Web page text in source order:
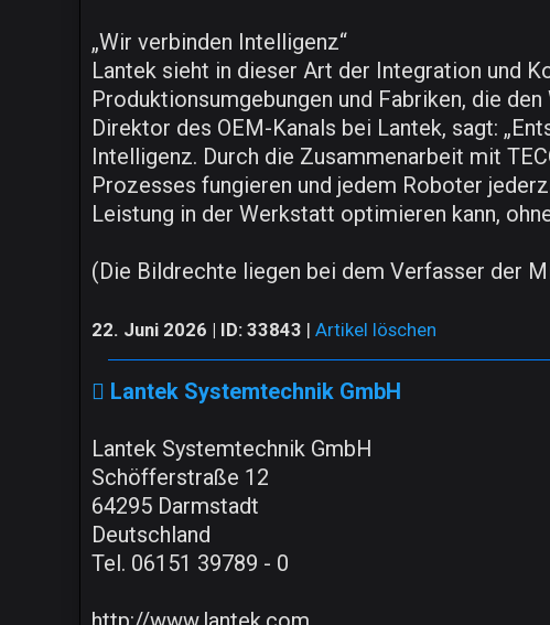
„Wir verbinden Intelligenz“
Lantek sieht in dieser Art der Integration und
Produktionsumgebungen und Fabriken, die
Direktor des OEM-Kanals bei Lantek, sagt:
Intelligenz. Durch die Zusammenarbeit mit
Prozesses fungieren und jedem Roboter
Leistung in der Werkstatt optimieren kann,
(Die Bildrechte liegen bei dem Verfasser der
22. Juni 2026 | ID: 33843 Artikel löschen
Lantek Systemtechnik GmbH
Lantek Systemtechnik GmbH
Schöfferstraße 12
64295 Darmstadt
Deutschland
Tel. 06151 39789 - 0